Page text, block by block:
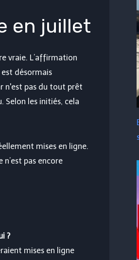
en juillet
vraie. L’affirmation
est désormais
n'est pas du tout prêt
Selon les initiés, cela
mises en ligne.
pas encore
?
mises en ligne